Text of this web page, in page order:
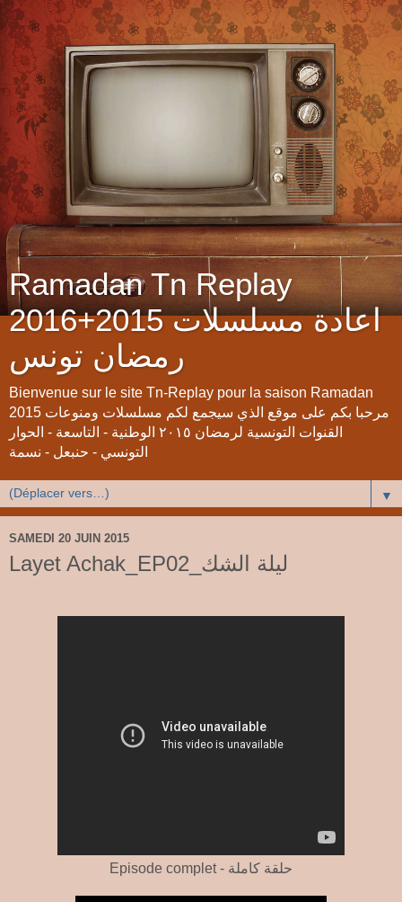
Ramadan Tn Replay
2016+2015 اعادة مسلسلات
رمضان تونس
Bienvenue sur le site Tn-Replay pour la saison Ramadan
2015 مرحبا بكم على موقع الذي سيجمع لكم مسلسلات ومنوعات
القنوات التونسية لرمضان ٢٠١٥ الوطنية - التاسعة - الحوار
التونسي - حنبعل - نسمة
▼
SAMEDI 20 JUIN 2015
Layet Achak_EP02_ليلة الشك
Episode complet - حلقة كاملة